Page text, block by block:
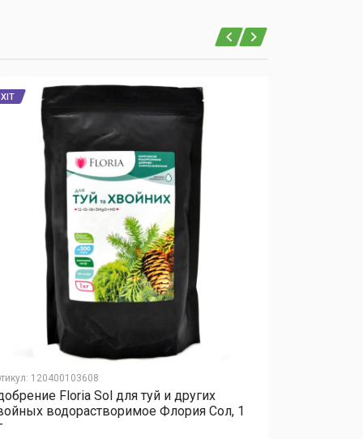
: 120400103608
ХІТ
Floria Sol для туй и других
водорастворимое Флория Сол, 1